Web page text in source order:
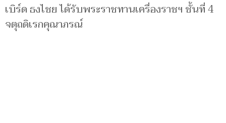
เบิร์ด ธงไชย ได้รับพระราชทานเครื่องราชฯ ชั้นที่ 4
จตุถดิเรกคุณาภรณ์